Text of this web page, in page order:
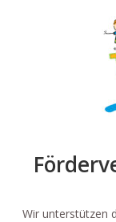
Wir unterstützen